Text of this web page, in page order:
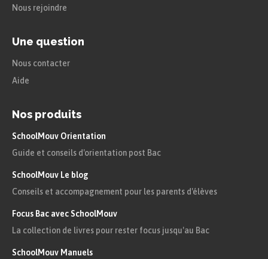
Nous rejoindre
Une question
Nous contacter
Aide
Nos produits
SchoolMouv Orientation
Guide et conseils d'orientation post Bac
SchoolMouv Le blog
Conseils et accompagnement pour les parents d'élèves
Focus Bac avec SchoolMouv
La collection de livres pour rester focus jusqu'au Bac
SchoolMouv Manuels